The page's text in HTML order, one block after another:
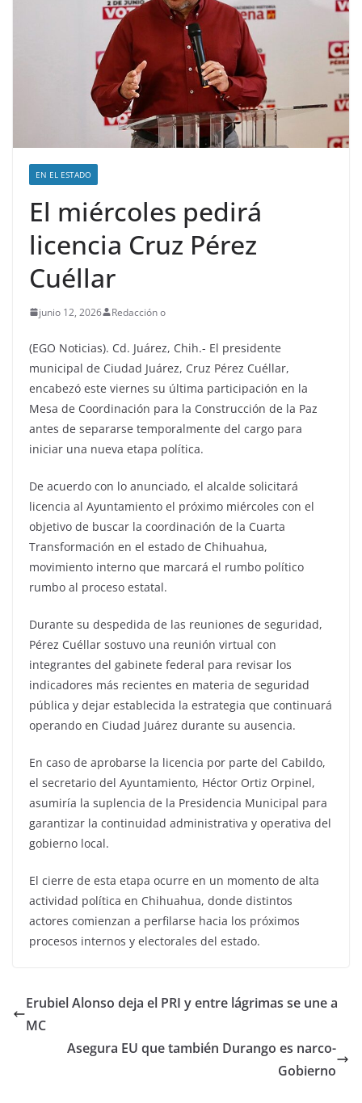
EN EL ESTADO
El miércoles pedirá
licencia Cruz Pérez
Cuéllar
junio 12, 2026 Redacción o
(EGO Noticias). Cd. Juárez, Chih.- El presidente
municipal de Ciudad Juárez, Cruz Pérez Cuéllar,
encabezó este viernes su última participación en la
Mesa de Coordinación para la Construcción de la Paz
antes de separarse temporalmente del cargo para
iniciar una nueva etapa política.
De acuerdo con lo anunciado, el alcalde solicitará
licencia al Ayuntamiento el próximo miércoles con el
objetivo de buscar la coordinación de la Cuarta
Transformación en el estado de Chihuahua,
movimiento interno que marcará el rumbo político
rumbo al proceso estatal.
Durante su despedida de las reuniones de seguridad,
Pérez Cuéllar sostuvo una reunión virtual con
integrantes del gabinete federal para revisar los
indicadores más recientes en materia de seguridad
pública y dejar establecida la estrategia que continuará
operando en Ciudad Juárez durante su ausencia.
En caso de aprobarse la licencia por parte del Cabildo,
el secretario del Ayuntamiento, Héctor Ortiz Orpinel,
asumiría la suplencia de la Presidencia Municipal para
garantizar la continuidad administrativa y operativa del
gobierno local.
El cierre de esta etapa ocurre en un momento de alta
actividad política en Chihuahua, donde distintos
actores comienzan a perfilarse hacia los próximos
procesos internos y electorales del estado.
Erubiel Alonso deja el PRI y entre lágrimas se une a
MC
Asegura EU que también Durango es narco-
Gobierno